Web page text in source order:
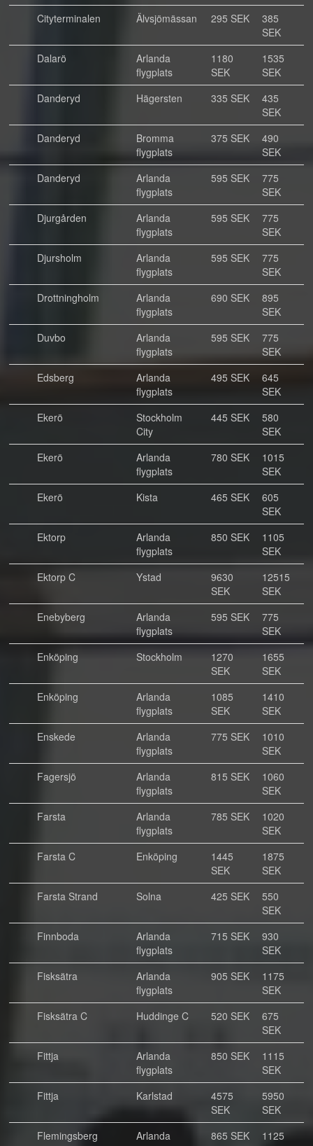
Cityterminalen
Älvsjömässan 295 SEK
385
SEK
Dalarö
Arlanda
flygplats
1180
SEK
1535
SEK
Danderyd
Hägersten 335 SEK
435
SEK
Danderyd
Bromma
flygplats
375 SEK
490
SEK
Danderyd
Arlanda
flygplats
595 SEK
775
SEK
Djurgården
Arlanda
flygplats
595 SEK
775
SEK
Djursholm
Arlanda
flygplats
595 SEK
775
SEK
Drottningholm
Arlanda
flygplats
690 SEK
895
SEK
Duvbo
Arlanda
flygplats
595 SEK
775
SEK
Edsberg
Arlanda
flygplats
495 SEK
645
SEK
Ekerö
Stockholm
City
445 SEK
580
SEK
Ekerö
Arlanda
flygplats
780 SEK
1015
SEK
Ekerö
Kista 465 SEK
605
SEK
Ektorp
Arlanda
flygplats
850 SEK
1105
SEK
Ektorp C
Ystad
9630
SEK
12515
SEK
Enebyberg
Arlanda
flygplats
595 SEK
775
SEK
Enköping
Stockholm
1270
SEK
1655
SEK
Enköping
Arlanda
flygplats
1085
SEK
1410
SEK
Enskede
Arlanda
flygplats
775 SEK
1010
SEK
Fagersjö
Arlanda
flygplats
815 SEK
1060
SEK
Farsta
Arlanda
flygplats
785 SEK
1020
SEK
Farsta C
Enköping
1445
SEK
1875
SEK
Farsta Strand
Solna 425 SEK
550
SEK
Finnboda
Arlanda
flygplats
715 SEK
930
SEK
Fisksätra
Arlanda
flygplats
905 SEK
1175
SEK
Fisksätra C
Huddinge C 520 SEK
675
SEK
Fittja
Arlanda
flygplats
850 SEK
1115
SEK
Fittja
Karlstad
4575
SEK
5950
SEK
Flemingsberg
Arlanda
865 SEK
1125